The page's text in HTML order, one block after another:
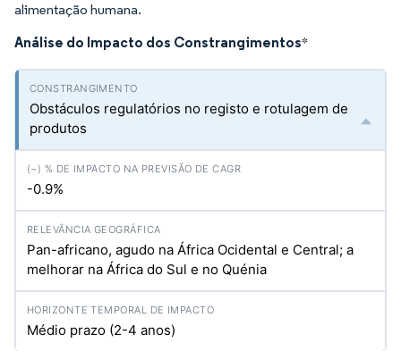
alimentação humana.
Análise do Impacto dos Constrangimentos*
Obstáculos regulatórios no registo e rotulagem de
produtos
-0.9%
Pan-africano, agudo na África Ocidental e Central; a
melhorar na África do Sul e no Quénia
Médio prazo (2-4 anos)